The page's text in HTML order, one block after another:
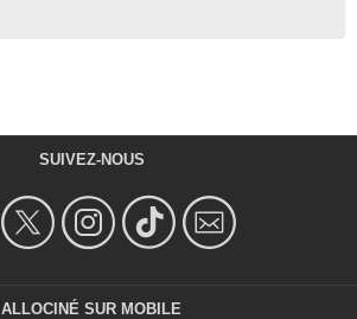
SUIVEZ-NOUS
ALLOCINÉ SUR MOBILE